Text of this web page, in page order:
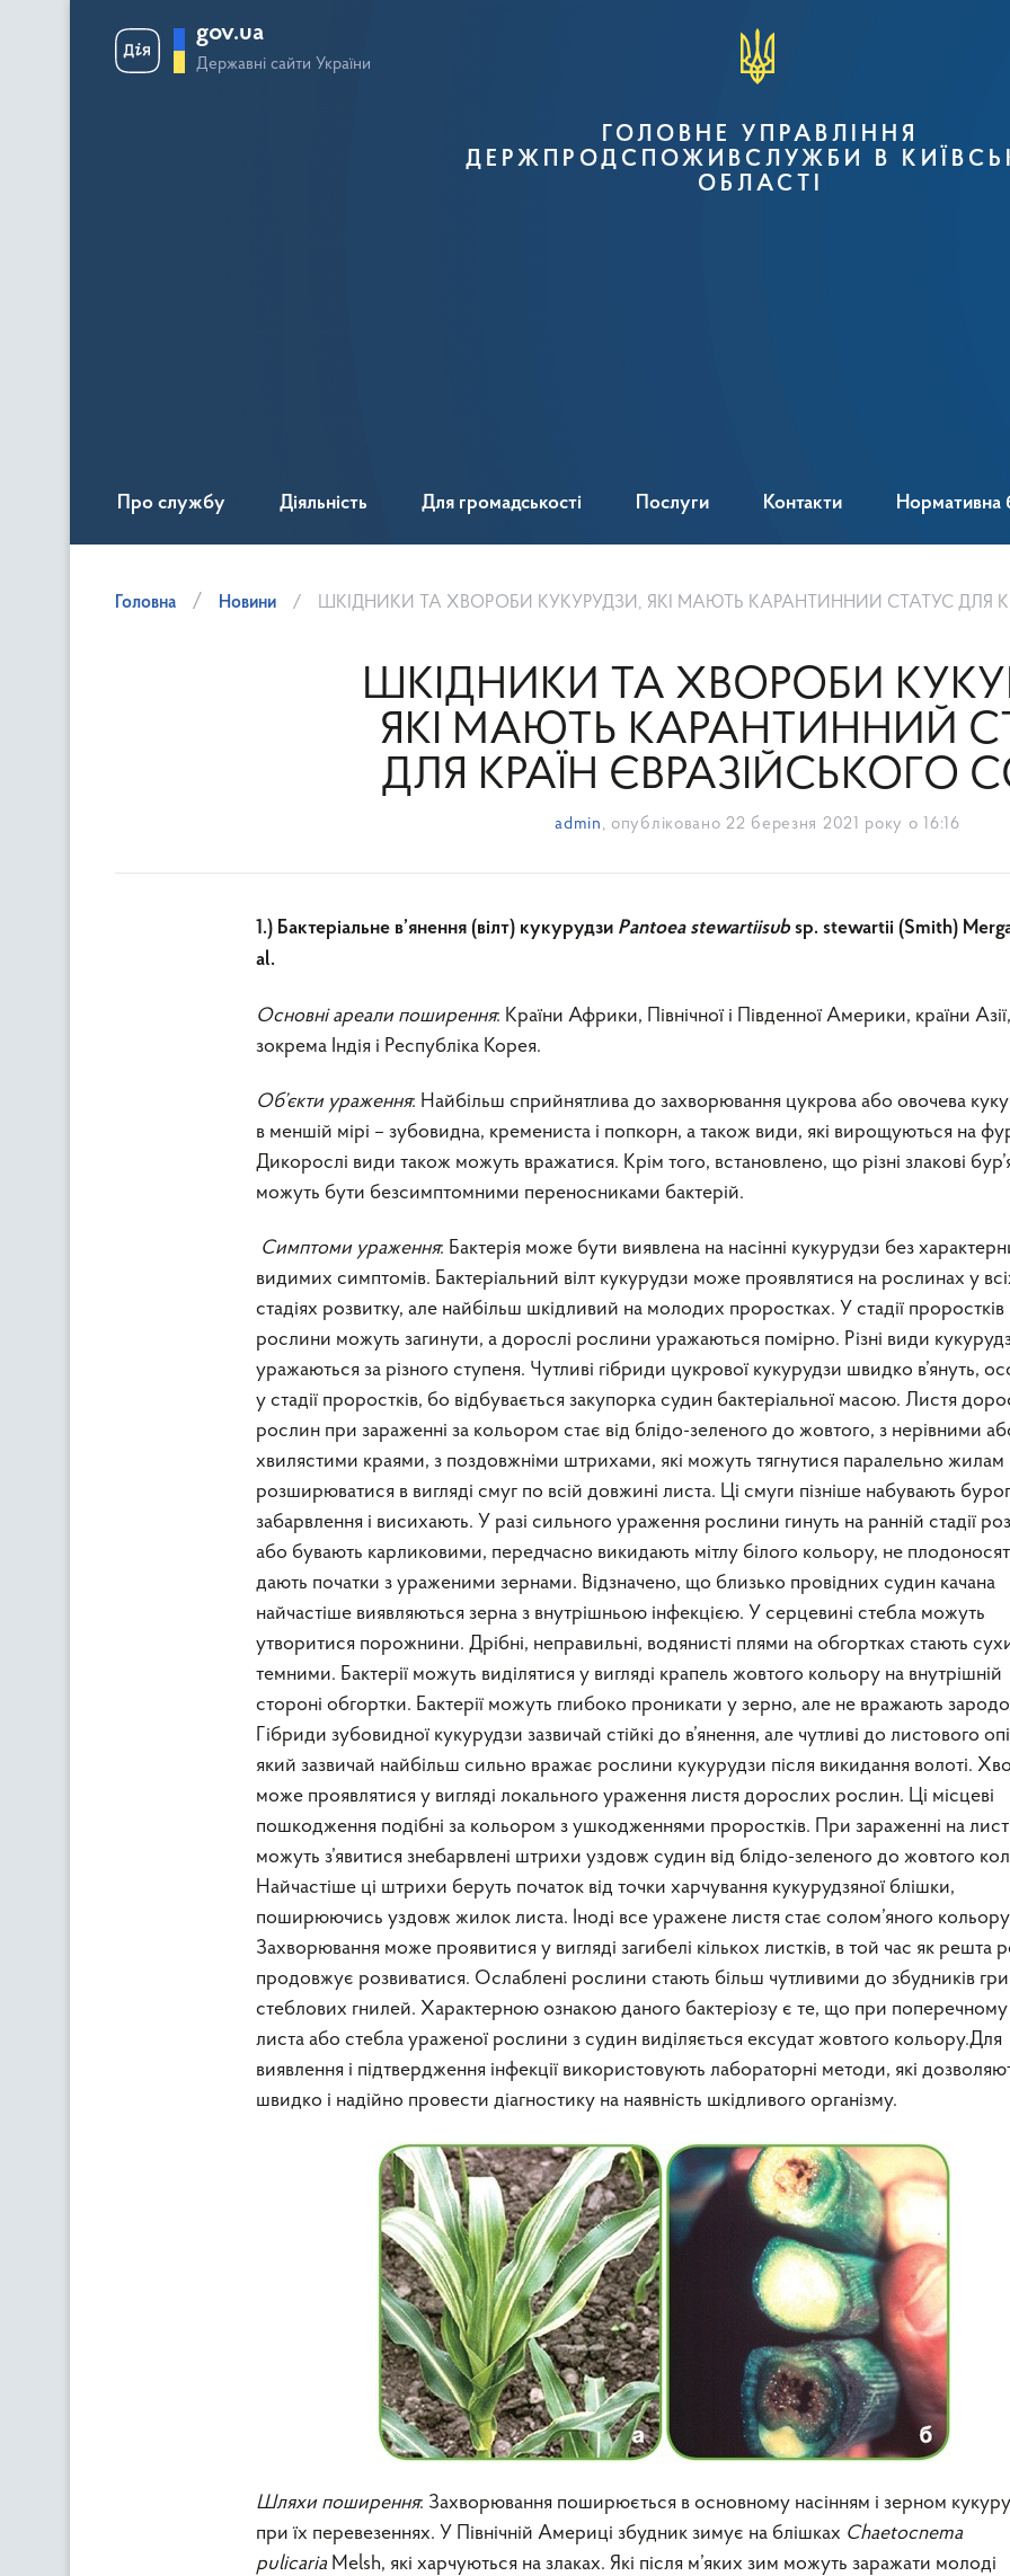
gov.ua
Державні сайти України
ГОЛОВНЕ УПРАВЛІННЯ
ДЕРЖПРОДСПОЖИВСЛУЖБИ В
ОБЛАСТІ
Про службу Діяльність Для громадськості Послуги Контакти Нормативна
Головна Новини ШКІДНИКИ ТА ХВОРОБИ КУКУРУДЗИ, ЯКІ МАЮТЬ КАРАНТИННИЙ СТАТУС ДЛЯ КРАЇН
ШКІДНИКИ ТА ХВОРОБИ
ЯКІ МАЮТЬ КАРАНТИННИЙ
ДЛЯ КРАЇН ЄВРАЗІЙСЬКОГО
admin , опубліковано 22 березня 2021 року о 16:16
1.) Бактеріальне в’янення (вілт) кукурудзи Pantoea stewartiisubsp. stewartii (Smith)
al.
Основні ареали поширення: Країни Африки, Північної і Південної Америки, країни Азії,
зокрема Індія і Республіка Корея.
Об’єкти ураження: Найбільш сприйнятлива до захворювання цукрова або овочева
в меншій мірі – зубовидна, кремениста і попкорн, а також види, які вирощуються на
Дикорослі види також можуть вражатися. Крім того, встановлено, що різні злакові
можуть бути безсимптомними переносниками бактерій.
Симптоми ураження: Бактерія може бути виявлена на насінні кукурудзи без
видимих симптомів. Бактеріальний вілт кукурудзи може проявлятися на рослинах у
стадіях розвитку, але найбільш шкідливий на молодих проростках. У стадії проростків
рослини можуть загинути, а дорослі рослини уражаються помірно. Різні види
уражаються за різного ступеня. Чутливі гібриди цукрової кукурудзи швидко в’януть,
у стадії проростків, бо відбувається закупорка судин бактеріальної масою. Листя
рослин при зараженні за кольором стає від блідо-зеленого до жовтого, з нерівними
хвилястими краями, з поздовжніми штрихами, які можуть тягнутися паралельно жилам
розширюватися в вигляді смуг по всій довжині листа. Ці смуги пізніше набувають
забарвлення і висихають. У разі сильного ураження рослини гинуть на ранній стадії
або бувають карликовими, передчасно викидають мітлу білого кольору, не
дають початки з ураженими зернами. Відзначено, що близько провідних судин качана
найчастіше виявляються зерна з внутрішньою інфекцією. У серцевині стебла можуть
утворитися порожнини. Дрібні, неправильні, водянисті плями на обгортках стають
темними. Бактерії можуть виділятися у вигляді крапель жовтого кольору на внутрішній
стороні обгортки. Бактерії можуть глибоко проникати у зерно, але не вражають
Гібриди зубовидної кукурудзи зазвичай стійкі до в’янення, але чутливі до листового
який зазвичай найбільш сильно вражає рослини кукурудзи після викидання волоті.
може проявлятися у вигляді локального ураження листя дорослих рослин. Ці місцеві
пошкодження подібні за кольором з ушкодженнями проростків. При зараженні на
можуть з’явитися знебарвлені штрихи уздовж судин від блідо-зеленого до жовтого
Найчастіше ці штрихи беруть початок від точки харчування кукурудзяної блішки,
поширюючись уздовж жилок листа. Іноді все уражене листя стає солом’яного кольору
Захворювання може проявитися у вигляді загибелі кількох листків, в той час як решта
продовжує розвиватися. Ослаблені рослини стають більш чутливими до збудників
стеблових гнилей. Характерною ознакою даного бактеріозу є те, що при поперечному
листа або стебла ураженої рослини з судин виділяється ексудат жовтого кольору.Для
виявлення і підтвердження інфекції використовують лабораторні методи, які
швидко і надійно провести діагностику на наявність шкідливого організму.
Шляхи поширення: Захворювання поширюється в основному насінням і зерном
при їх перевезеннях. У Північній Америці збудник зимує на блішках Chaetocnema
pulicariaMelsh, які харчуються на злаках. Які після м’яких зим можуть заражати молоді